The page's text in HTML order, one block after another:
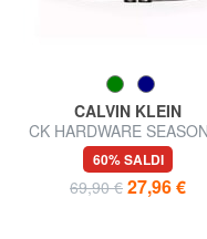
CALVIN KLEIN
CK HARDWARE
Cintura reversibile in pelle
60% SALDI
69,90 € 27,96 €